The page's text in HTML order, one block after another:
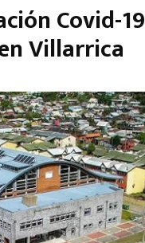
Covid-19
Villarrica